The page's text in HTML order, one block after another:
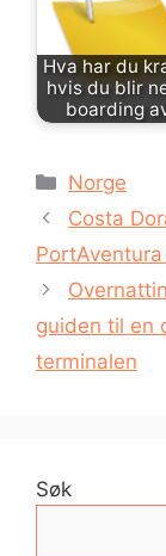
Hva har du
hvis du blir
boarding
Kategorier
Norge
Costa
guiden til en
terminalen
Søk